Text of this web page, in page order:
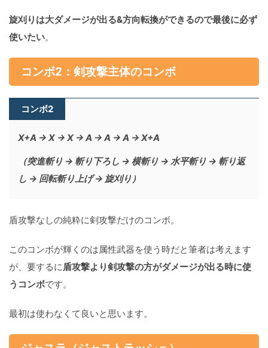
旋刈りは大ダメージが出る&方向転換ができるので最後に必ず
使いたい。
コンボ2：剣攻撃主体のコンボ
コンボ2
X+A → X → X → A → A → A → X+A
（突進斬り → 斬り下ろし → 横斬り → 水平斬り → 斬り返
し → 回転斬り上げ → 旋刈り）
盾攻撃なしの純粋に剣攻撃だけのコンボ。
このコンボが輝くのは属性武器を使う時だと筆者は考えます
が、要するに盾攻撃より剣攻撃の方がダメージが出る時に使
うコンボです。
最初は使わなくて良いと思います。